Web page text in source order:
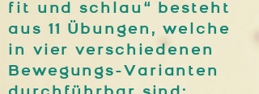
fit und schlau“ besteht
aus 11 Übungen, welche
in vier verschiedenen
Bewegungs-Varianten